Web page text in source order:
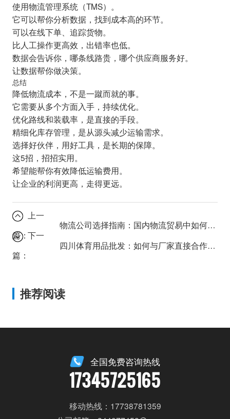
使用物流管理系统（TMS）。
它可以帮你分析数据，找到成本高的环节。
可以在线下单、追踪货物。
比人工操作更高效，出错率也低。
数据会告诉你，哪条线路贵，哪个供应商服务好。
让数据帮你做决策。
总结
降低物流成本，不是一蹴而就的事。
它需要从多个方面入手，持续优化。
优化路线和装载率，是直接的手段。
精细化库存管理，是从源头减少运输需求。
选择好伙伴，用好工具，是长期的保障。
这5招，招招实用。
希望能帮你有效降低运输费用。
让企业的利润更高，走得更远。
上一
篇：
物流公司选择指南：国内物流贸易中如何避免常见陷阱？
下一
篇：
四川体育用品批发：如何与厂家直接合作拿到最低价？
推荐阅读
全国免费咨询热线
17345725165
移动热线：17738781359